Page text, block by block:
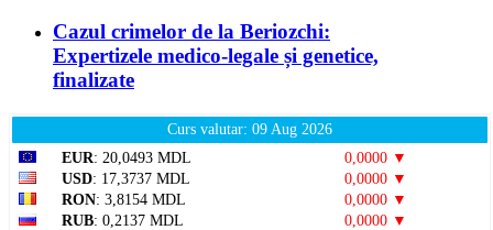
Cazul crimelor de la Beriozchi:
Expertizele medico-legale și genetice,
finalizate
Curs valutar: 09 Aug 2026
EUR: 20,0493 MDL
0,0000 ▼
USD: 17,3737 MDL
0,0000 ▼
RON: 3,8154 MDL
0,0000 ▼
RUB: 0,2137 MDL
0,0000 ▼